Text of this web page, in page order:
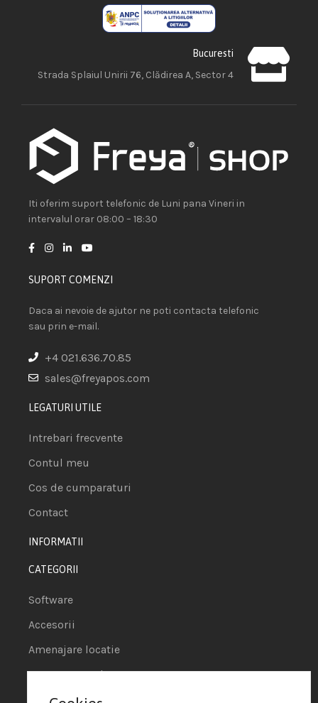
Bucuresti
Strada Splaiul Unirii 76, Clădirea A, Sector 4
Iti oferim suport telefonic de Luni pana Vineri in
intervalul orar 08:00 – 18:30
SUPORT COMENZI
Daca ai nevoie de ajutor ne poti contacta telefonic
sau prin e-mail.
+4 021.636.70.85
sales@freyapos.com
LEGATURI UTILE
Intrebari frecvente
Contul meu
Cos de cumparaturi
Contact
INFORMATII
CATEGORII
Software
Accesorii
Amenajare locatie
POS - Puncte de vanzare